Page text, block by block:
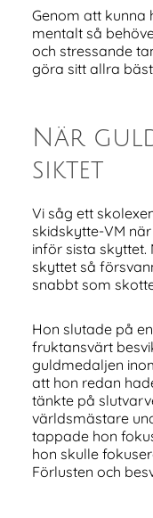
Genom att kunna
mentalt så
och stressande
göra sitt allra
När
siktet
Vi såg ett
skidskytte-VM
inför sista
skyttet så
snabbt som
Hon slutade på
fruktansvärt
guldmedaljen
att hon redan
tänkte på
världsmästare
tappade hon
hon skulle
Förlusten och